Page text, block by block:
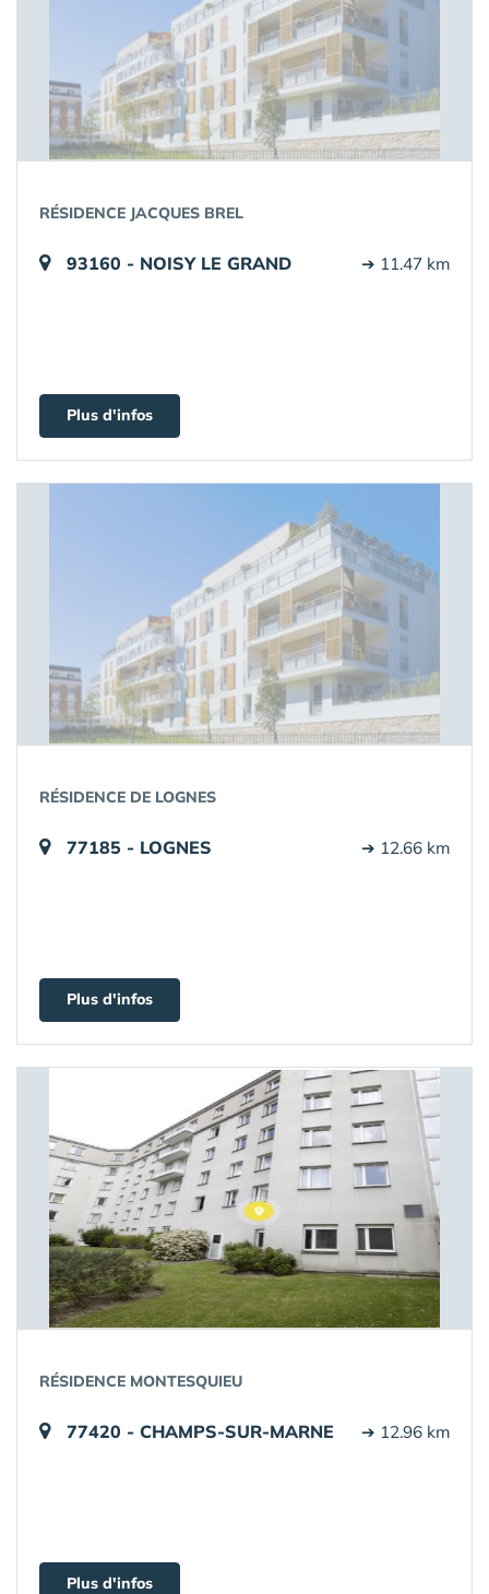
RÉSIDENCE JACQUES BREL
93160 - NOISY LE GRAND ➔ 11.47 km
Plus d'infos
RÉSIDENCE DE LOGNES
77185 - LOGNES ➔ 12.66 km
Plus d'infos
RÉSIDENCE MONTESQUIEU
77420 - CHAMPS-SUR-MARNE ➔ 12.96 km
Plus d'infos